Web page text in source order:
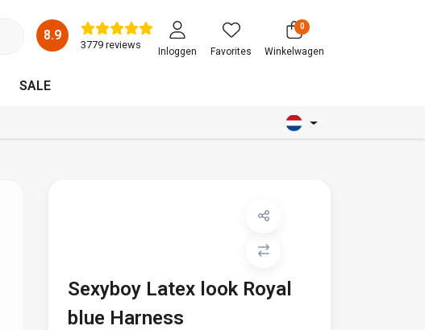
8.9
3779 reviews
Inloggen Favorites
0
Winkelwagen
SALE
Sexyboy Latex look Royal
blue Harness